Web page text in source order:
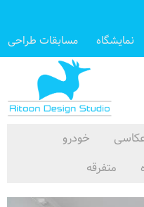
نمایشگاه مسابقات طراحی
خودرو
متفرقه